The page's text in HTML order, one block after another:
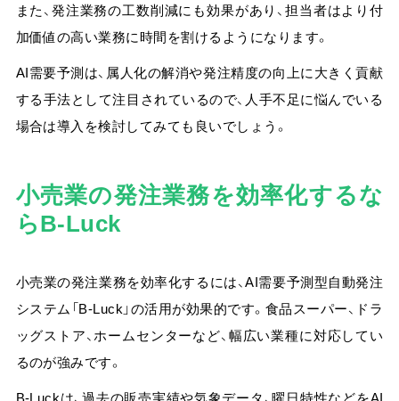
また、発注業務の工数削減にも効果があり、担当者はより付
加価値の高い業務に時間を割けるようになります。
AI需要予測は、属人化の解消や発注精度の向上に大きく貢献
する手法として注目されているので、人手不足に悩んでいる
場合は導入を検討してみても良いでしょう。
小売業の発注業務を効率化するな
らB-Luck
小売業の発注業務を効率化するには、AI需要予測型自動発注
システム「B-Luck」の活用が効果的です。 食品スーパー、ドラ
ッグストア、ホームセンターなど、幅広い業種に対応してい
るのが強みです。
B-Luckは、過去の販売実績や気象データ、曜日特性などをAI